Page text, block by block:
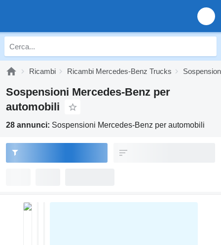
Ricambi Ricambi Mercedes-Benz Trucks
Sospensioni Mercedes-Benz per
automobili
28 annunci: Sospensioni Mercedes-Benz per automobili